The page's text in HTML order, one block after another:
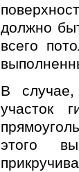
должно
всего
В случае,
участок
этого